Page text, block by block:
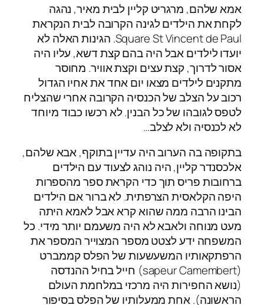
אמא שלהם, מרגריט קליין לבית מאיר, נהגה
לקחת את הילדים לגינה הקרובה לבית הנקראת
Square St Vincent de Paul. הגינות האלה לא
יועדו לילדים אבל היה בהם קצת דשא, עליו היה
אסור לדרוך, קצת עצים וקצת אוויר. מחוסר
מתקנים לילדים מצאו יום אחד את אחיו הגדול
רכוב על הצלב של הכנסיה הקרובה אחרי שהצליח
לטפס לגובהו של כל הבנין. לא רכשו כבוד מיוחד
לא לכנסיה ולא לצלב…
בתקופה בה הערוב היה עדיין בתוקף, אבא שלהם,
אלכסנדר קליין, היה נוהג לצעוד עם הילדים
ברחובות פריס תוך כדי הקראת ספר מהספרות
היפה הקלאסית הצרפתית. לא ברור אם הילדים
הבינו הרבה ממה שהוא קרא אבל לאמא היתה
מעט מנוחה ולאבא לא היה משעמם יותר מידי. כל
המשפחה ידע לצטט מספר המצוייר המספר את
הרפתקאותיו המשעשעות של הפלס קממברט
(sapeur Camembert) חייל בחיל ההנדסה
(נושא החפירות היה מרכזי במלחמת העולם
הראשונה). אחת ממעלותיו של הפלס בסיפור